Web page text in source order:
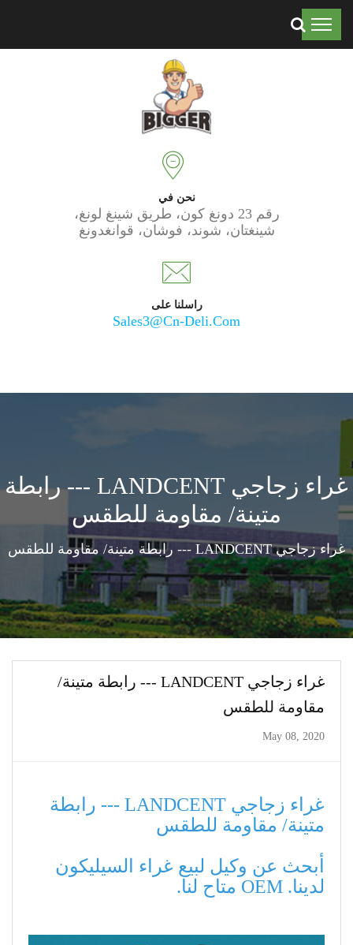
موثوق به من قبل 50 ألف عميل حول العالم.
نحن في
رقم 23 دونغ كون، طريق شينغ لونغ،
شينغتان، شوند، فوشان، قوانغدونغ
راسلنا على
Sales3@cn-Deli.com
غراء زجاجي LANDCENT --- رابطة
متينة/ مقاومة للطقس
غراء زجاجي LANDCENT --- رابطة متينة/ مقاومة للطقس
غراء زجاجي LANDCENT --- رابطة متينة/
مقاومة للطقس
May 08, 2020
غراء زجاجي LANDCENT --- رابطة
متينة/ مقاومة للطقس
أبحث عن وكيل لبيع غراء السيليكون
لدينا. OEM متاح لنا.